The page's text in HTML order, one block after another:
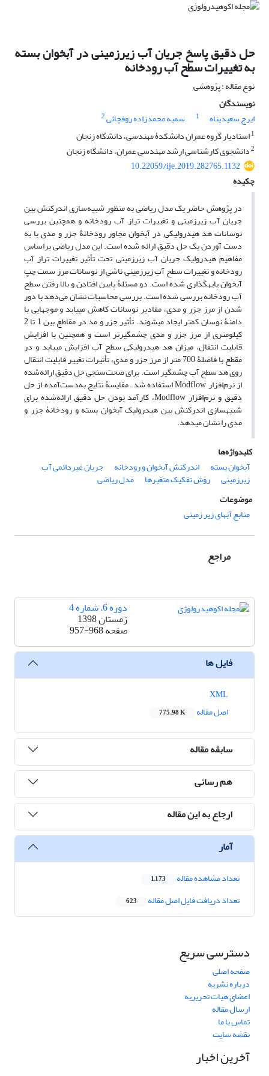
حل دقیق پاسخ جریان آب زیرزمینی در آبخوان بسته
به تغییرات سطح آب رودخانه
نوع مقاله : پژوهشی
نویسندگان
ایرج سعیدپناه
1 سمیه محمدزاده روفچائی2
1استادیار گروه عمران دانشکدۀ مهندسی، دانشگاه زنجان
2دانشجوی کارشناسی ارشد مهندسی عمران، دانشگاه زنجان
10.22059/ije.2019.282765.1132
چکیده
در پژوهش حاضر یک مدل ریاضی به منظور شبیه‏‌سازی اندرکنش بین
جریان آب زیرزمینی و تغییرات تراز آب رودخانه و همچنین بررسی
نوسانات هد هیدرولیکی در آبخوان مجاور رودخانۀ جزر و مدی با به
دست آوردن یک حل دقیق ارائه شده است. این مدل ریاضی براساس
مفاهیم هیدرولیک جریان آب زیرزمینی تحت تأثیر تغییرات تراز آب
رودخانه و تغییرات سطح آب زیرزمینی ناشی از نوسانات مرز سمت چپ
آبخوان پایه‏گذاری شده است. دو مسئلۀ پایین افتادن و بالا رفتن سطح
آب رودخانه بررسی شده است. بررسی محاسبات نشان می‌دهد با دور
شدن از مرز جزر و مدی، مقادیر نوسانات کاهش می‏یابد و موج‏هایی با
دامنۀ نوسان کمتر ایجاد می‏شوند. تأثیر جزر و مد در مقاطع بین 1 تا 2
کیلومتری از مرز جزر و مدی چشمگیرتر است و همچنین با افزایش
قابلیت انتقال، میزان هد هیدرولیکی سطح آب افزایش می‏یابد و در
مقطع با فاصلۀ 700 متر از مرز جزر و مدی، تأثیرات تغییر قابلیت انتقال
روی هد سطح آب چشمگیر است. برای صحت‌سنجی حل دقیق ارائه‌شده
از نرم‌افزار Modflow استفاده شد. مقایسۀ نتایج به‌دست‌آمده از حل
دقیق و نرم‌افزار Modflow، کارآمد بودن حل دقیق ارائه‌شده برای
شبیه‏سازی اندرکنش بین هیدرولیک آبخوان بسته و رودخانۀ جزر و
مدی را نشان می‏دهد.
کلیدواژه‌ها
آبخوان بسته
اندرکنش آبخوان و رودخانه جریان غیردائمی آب
زیرزمینی روش تفکیک متغیر‏ها
‌مدل ریاضی
موضوعات
منابع آبهای زیر زمینی
مراجع
دوره 6، شماره 4
زمستان 1398
صفحه957-968
فایل ها
اصل مقاله
775.98 K
سابقه مقاله
هم رسانی
ارجاع به این مقاله
آمار
تعداد مشاهده مقاله 1,173
تعداد دریافت فایل اصل مقاله 623
دسترسی سریع
صفحه اصلی
درباره نشریه
اعضای هیات تحریریه
ارسال مقاله
تماس با ما
نقشه سایت
آخرین اخبار